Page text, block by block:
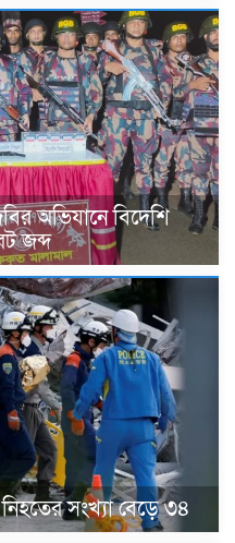
অভিযানে বিদেশি
জব্দ
সংখ্যা বেড়ে ৩৪